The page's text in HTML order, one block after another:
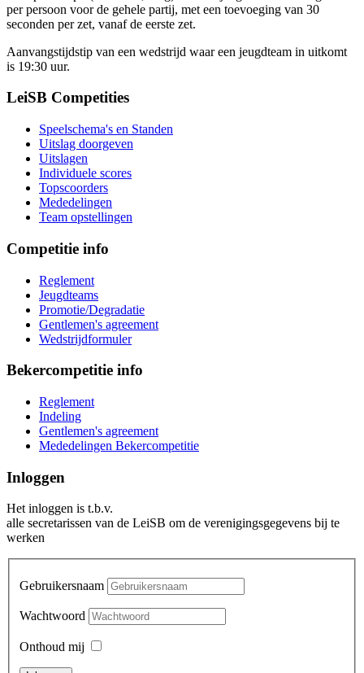
per persoon voor de gehele partij, met een toevoeging van 30
seconden per zet, vanaf de eerste zet.
Aanvangstijdstip van een wedstrijd waar een jeugdteam in uitkomt
is 19:30 uur.
LeiSB Competities
Speelschema's en Standen
Uitslag doorgeven
Uitslagen
Individuele scores
Topscoorders
Mededelingen
Team opstellingen
Competitie info
Reglement
Jeugdteams
Promotie/Degradatie
Gentlemen's agreement
Wedstrijdformuler
Bekercompetitie info
Reglement
Indeling
Gentlemen's agreement
Mededelingen Bekercompetitie
Inloggen
Het inloggen is t.b.v.
alle secretarissen van de LeiSB om de verenigingsgegevens bij te
werken
Gebruikersnaam
Wachtwoord
Onthoud mij